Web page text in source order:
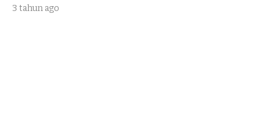
3 tahun ago